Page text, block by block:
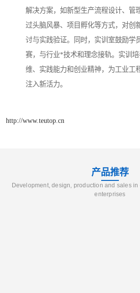
解决方案，如新型生产流程设计、管
过头脑风暴、项目孵化等方式，对创
讨与实践验证。同时，实训室鼓励学
赛，与行业*技术和理念接轨。实训
维、实践能力和创业精神，为工业工
注入新活力。​
http://www.teutop.cn
产品推荐
Development, design, production and sales
enterprises